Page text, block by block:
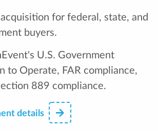
for federal, state, and
buyers.
U.S. Government
to Operate, FAR compliance,
889 compliance.
details